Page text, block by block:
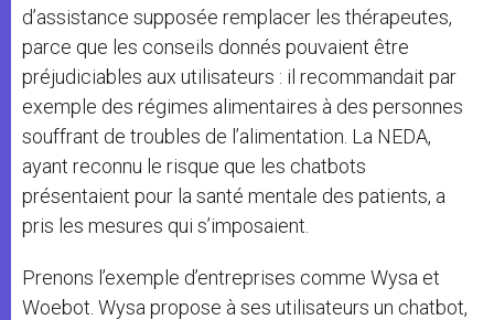
d’assistance supposée remplacer les thérapeutes,
parce que les conseils donnés pouvaient être
préjudiciables aux utilisateurs : il recommandait par
exemple des régimes alimentaires à des personnes
souffrant de troubles de l’alimentation. La NEDA,
ayant reconnu le risque que les chatbots
présentaient pour la santé mentale des patients, a
pris les mesures qui s’imposaient.
Prenons l’exemple d’entreprises comme Wysa et
Woebot. Wysa propose à ses utilisateurs un chatbot,